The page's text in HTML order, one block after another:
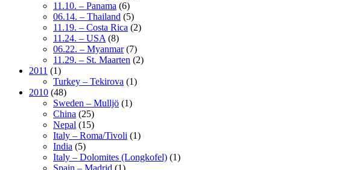
11.10. – Panama (6)
06.14. – Thailand (5)
11.19. – Costa Rica (2)
11.24. – USA (8)
06.22. – Myanmar(7)
11.29. – St. Maarten (2)
2011 (1)
Turkey – Tekirova (1)
2010 (48)
Sweden – Mulljö (1)
China (25)
Nepal (15)
Italy – Roma/Tivoli (1)
India (5)
Italy – Dolomites (Longkofel) (1)
Spain – Madrid (1)